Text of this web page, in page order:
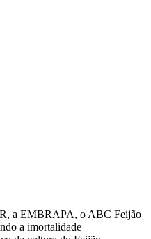
a EMBRAPA, o ABC Feijão
a imortalidade